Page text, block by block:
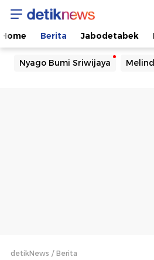
Home Berita Jabodetabek
Nyago Bumi Sriwijaya
detikNews Berita